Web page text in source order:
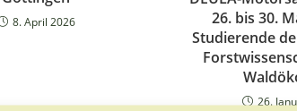
8. April 2026
26. bis 30.
Studierende
26.